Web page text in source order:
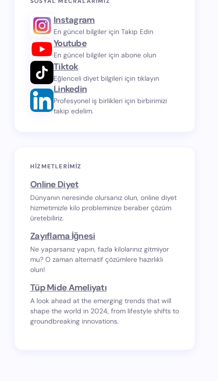
Instagram
En güncel bilgiler için Takip Edin
Youtube
En güncel bilgiler için abone olun
Tiktok
Eğlenceli diyet bilgileri için tıklayın
Linkedin
Profesyonel iş birlikleri için birbirimizi
takip edelim.
HIZMETLERIMIZ
Online Diyet
Dünyanın neresinde olursanız olun, online diyet
hizmetimizle kilo probleminize beraber çözüm
üretebiliriz.
Zayıflama İğnesi
Ne yaparsanız yapın, fazla kilolarınız gitmiyor
mu? O zaman alternatif çözümlere hazırlıklı
olun!
Tüp Mide Ameliyatı
A look ahead at the emerging trends that will
shape the world in 2024, from lifestyle shifts to
groundbreaking innovations.